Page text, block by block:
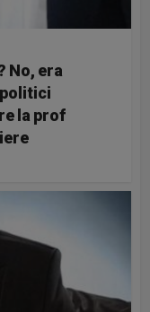
No, era
la prof